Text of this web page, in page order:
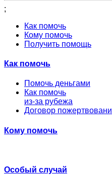
;
Как помочь
Кому помочь
Получить помощь
Как помочь
Помочь деньгами
Как помочь
из-за рубежа
Договор
Кому помочь
Особый случай